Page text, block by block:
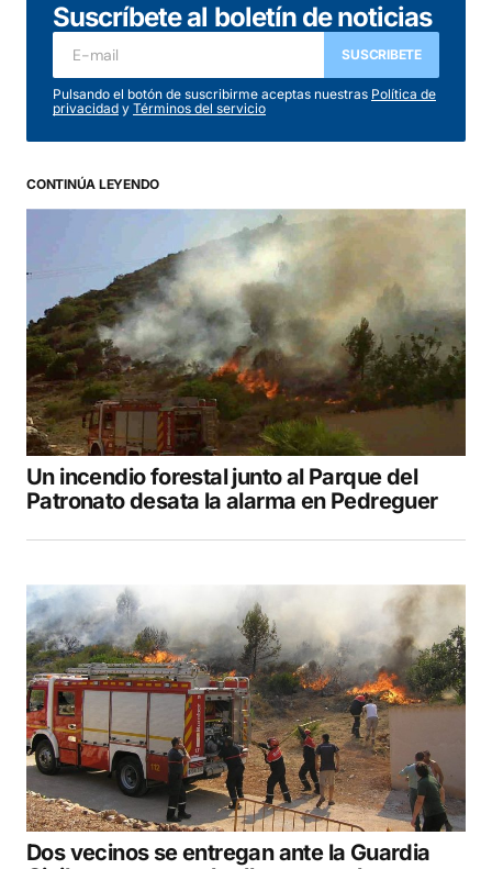
Tu dirección de correo electrónico no será
publicada. Los campos obligatorios están
marcados con
Comentario*
Your Name*
Your E-mail*
Guarda mi nombre, correo electrónico y web
en este navegador para la próxima vez que
comente.
COMENTAR
Suscríbete al boletín de noticias
SUSCRIBETE
Pulsando el botón de suscribirme aceptas nuestras Política de
privacidad y Términos del servicio
CONTINÚA LEYENDO
Un incendio forestal junto al Parque del
Patronato desata la alarma en Pedreguer
Dos vecinos se entregan ante la Guardia